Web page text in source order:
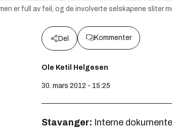
er full av feil, og de involverte selskapene sliter
Del Kommenter
Ole Ketil Helgesen
30. mars 2012 - 15:25
Stavanger: Interne